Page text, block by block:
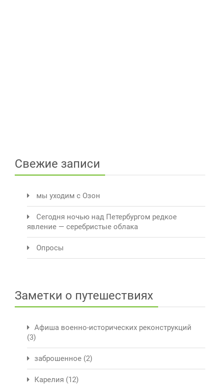
Свежие записи
мы уходим с Озон
Сегодня ночью над Петербургом редкое
явление — серебристые облака
Опросы
Заметки о путешествиях
Афиша военно-исторических реконструкций
(3)
заброшенное (2)
Карелия (12)